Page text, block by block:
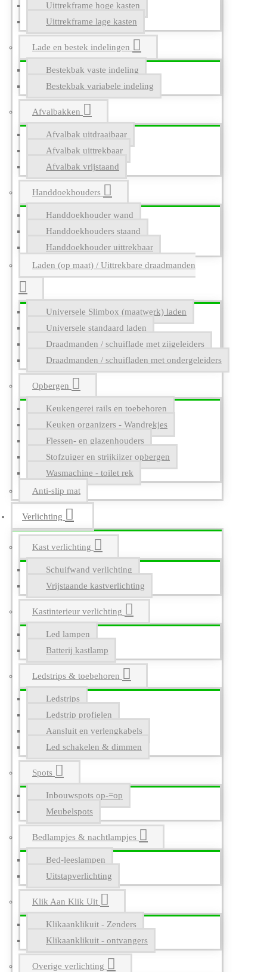
Uittrekframe hoge kasten
Uittrekframe lage kasten
Lade en bestek indelingen
Bestekbak vaste indeling
Bestekbak variabele indeling
Afvalbakken
Afvalbak uitdraaibaar
Afvalbak uittrekbaar
Afvalbak vrijstaand
Handdoekhouders
Handdoekhouder wand
Handdoekhouders staand
Handdoekhouder uittrekbaar
Laden (op maat) / Uittrekbare draadmanden
Universele Slimbox (maatwerk) laden
Universele standaard laden
Draadmanden / schuiflade met zijgeleiders
Draadmanden / schuifladen met ondergeleiders
Opbergen
Keukengerei rails en toebehoren
Keuken organizers - Wandrekjes
Flessen- en glazenhouders
Stofzuiger en strijkijzer opbergen
Wasmachine - toilet rek
Anti-slip mat
Verlichting
Kast verlichting
Schuifwand verlichting
Vrijstaande kastverlichting
Kastinterieur verlichting
Led lampen
Batterij kastlamp
Ledstrips & toebehoren
Ledstrips
Ledstrip profielen
Aansluit en verlengkabels
Led schakelen & dimmen
Spots
Inbouwspots op-=op
Meubelspots
Bedlampjes & nachtlampjes
Bed-leeslampen
Uitstapverlichting
Klik Aan Klik Uit
Klikaanklikuit - Zenders
Klikaanklikuit - ontvangers
Overige verlichting